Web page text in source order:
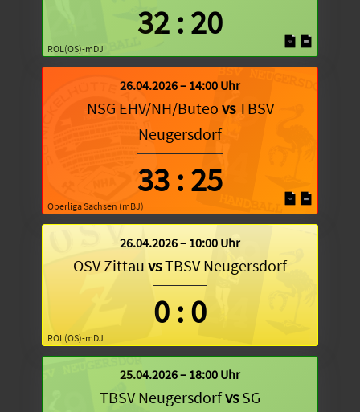
ROL(OS)-mDJ
32 : 20
Oberliga Sachsen (mBJ)
26.04.2026 – 14:00 Uhr
NSG EHV/NH/Buteo vsTBSV
Neugersdorf
33 : 25
ROL(OS)-mDJ
26.04.2026 – 10:00 Uhr
OSV ZittauvsTBSV Neugersdorf
0:0
25.04.2026 – 18:00 Uhr
TBSV NeugersdorfvsSG